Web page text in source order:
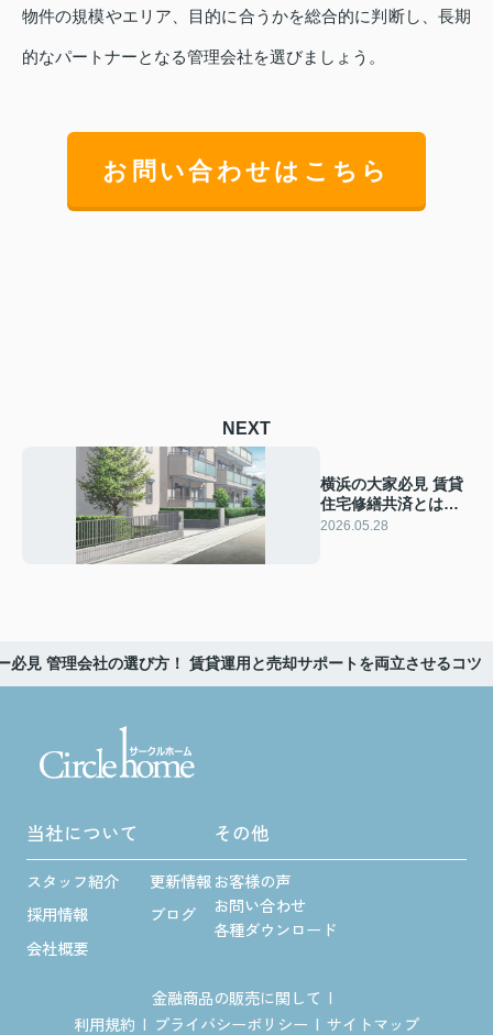
物件の規模やエリア、目的に合うかを総合的に判断し、長期
的なパートナーとなる管理会社を選びましょう。
お問い合わせはこちら
NEXT
横浜の大家必見 賃貸
住宅修繕共済とは？
加入メリットと賢い
2026.05.28
必見 管理会社の選び方！ 賃貸運用と売却サポートを両立させるコツ
当社について
スタッフ紹介
更新情報
採用情報
ブログ
会社概要
その他
お客様の声
お問い合わせ
各種ダウンロード
金融商品の販売に関して
利用規約
プライバシーポリシー サイトマップ